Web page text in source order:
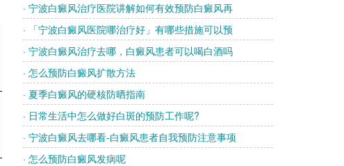
· 宁波白癜风治疗医院讲解如何有效预防白癜风再
· 「宁波白癜风医院哪治疗好」有哪些措施可以预
· 宁波白癜风治疗去哪，白癜风患者可以喝白酒吗
· 怎么预防白癜风扩散方法
· 夏季白癜风的硬核防晒指南
· 日常生活中怎么做好白斑的预防工作呢?
· 宁波白癜风去哪看-白癜风患者自我预防注意事项
· 怎么预防白癜风发病呢